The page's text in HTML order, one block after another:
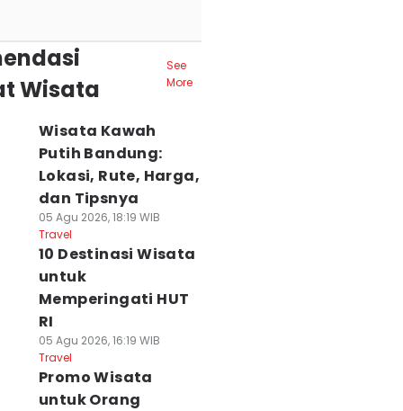
Wisata
See
More
Wisata Kawah
Putih Bandung:
Lokasi, Rute, Harga,
dan Tipsnya
05 Agu 2026, 18:19 WIB
Travel
10 Destinasi Wisata
untuk
Memperingati HUT
RI
05 Agu 2026, 16:19 WIB
Travel
Promo Wisata
untuk Orang